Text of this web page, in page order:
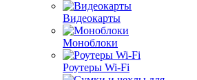
Видеокарты
Моноблоки
Роутеры Wi-Fi